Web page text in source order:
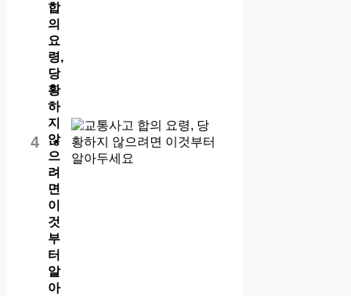
4
합
의
요
령,
당
황
하
지
않
으
려
면
이
것
부
터
알
아